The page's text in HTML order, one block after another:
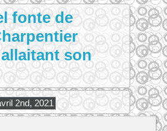
fonte de
son
2nd, 2021